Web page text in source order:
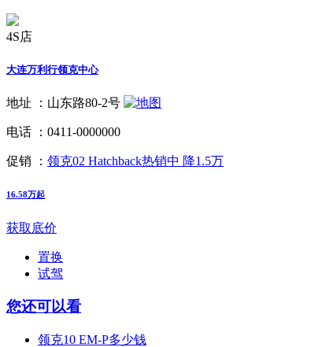
4S店
大连万利行领克中心
地址 ： 山东路80-2号
电话 ： 0411-0000000
促销 ： 领克02 Hatchback热销中 降1.5万
16.58万起
获取底价
置换
试驾
您还可以看
领克10 EM-P多少钱